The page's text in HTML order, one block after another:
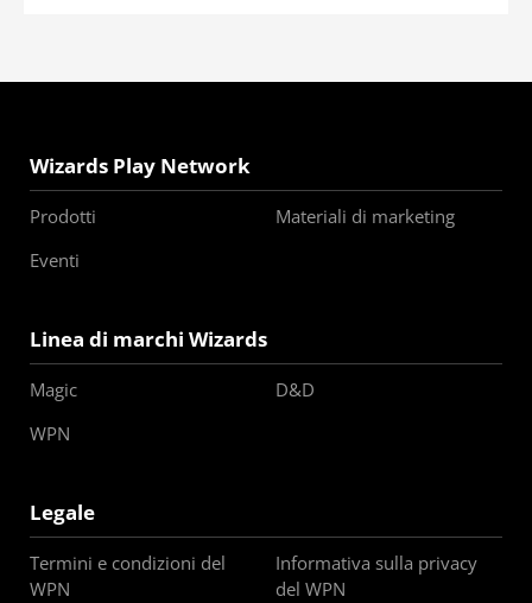
Wizards Play Network
Prodotti
Materiali di marketing
Eventi
Linea di marchi Wizards
Magic
D&D
WPN
Legale
Termini e condizioni del
WPN
Informativa sulla privacy
del WPN